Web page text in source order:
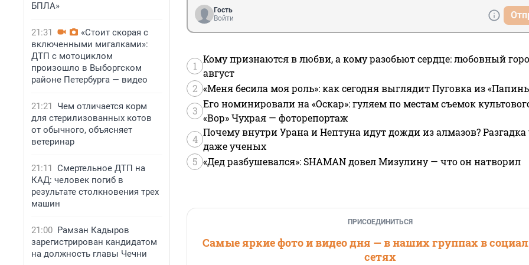
БПЛА»
21:31
«Стоит скорая с
включенными мигалками»:
ДТП с мотоциклом
произошло в Выборгском
районе Петербурга — видео
21:21
Чем отличается корм
для стерилизованных котов
от обычного, объясняет
ветеринар
21:11 Смертельное ДТП на
КАД: человек погиб в
результате столкновения трех
машин
21:00 Рамзан Кадыров
зарегистрирован кандидатом
на должность главы Чечни
Гость
Войти
1
Кому признаются в любви, а кому разобьют сердце: любовный
август
2 «Меня бесила моя роль»: как сегодня выглядит Пуговка из
3
Его номинировали на «Оскар»: гуляем по местам съемок
«Вор» Чухрая — фоторепортаж
4
Почему внутри Урана и Нептуна идут дожди из алмазов?
даже ученых
5 «Дед разбушевался»: SHAMAN довел Мизулину — что он натворил
ПРИСОЕДИНИТЬСЯ
Самые яркие фото и видео дня — в наших группах в
сетях